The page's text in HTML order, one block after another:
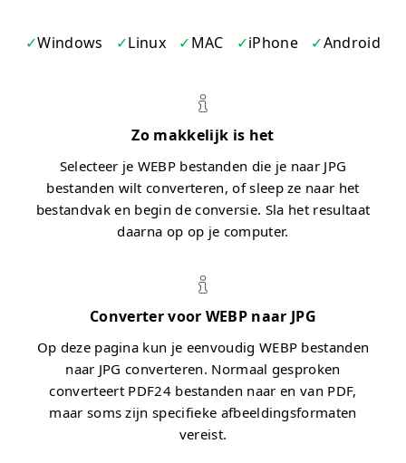
Windows Linux MAC iPhone Android
Zo makkelijk is het
Selecteer je WEBP bestanden die je naar JPG
bestanden wilt converteren, of sleep ze naar het
bestandvak en begin de conversie. Sla het resultaat
daarna op op je computer.
Converter voor WEBP naar JPG
Op deze pagina kun je eenvoudig WEBP bestanden
naar JPG converteren. Normaal gesproken
converteert PDF24 bestanden naar en van PDF,
maar soms zijn specifieke afbeeldingsformaten
vereist.